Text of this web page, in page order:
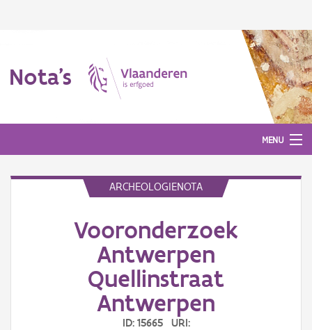
Nota's
MENU
ARCHEOLOGIENOTA
Vooronderzoek
Antwerpen
Quellinstraat
Antwerpen
ID: 15665 URI: